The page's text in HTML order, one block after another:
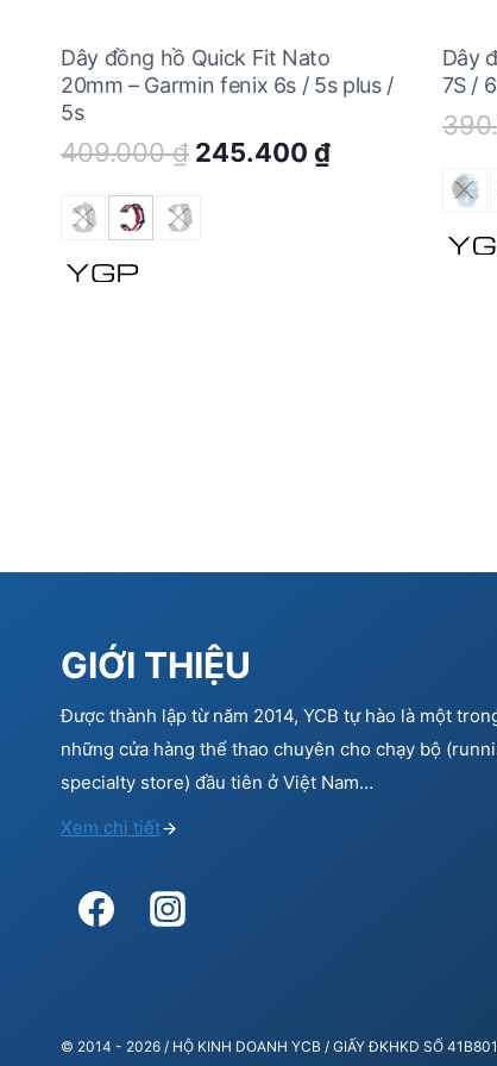
Dây đồng hồ Quick Fit Nato
20mm – Garmin fenix 6s / 5s plus /
5s
409.000₫ Original
245.400 ₫Current
245.400 ₫.
Dây
7S /
GIỚI THIỆU
Được thành lập từ năm 2014, YCB tự hào là một
những cửa hàng thể thao chuyên cho chạy bộ
specialty store) đầu tiên ở Việt Nam…
Xem chi tiết
© 2014 - 2026 / HỘ KINH DOANH YCB / GIẤY ĐKHKD SỐ